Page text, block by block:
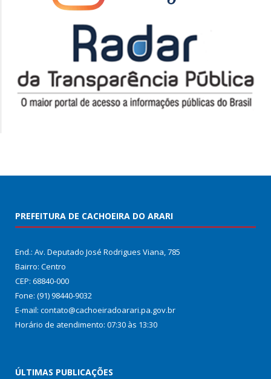
PREFEITURA DE CACHOEIRA DO ARARI
End.: Av. Deputado José Rodrigues Viana, 785
Bairro: Centro
CEP: 68840-000
Fone: (91) 98440-9032
E-mail: contato@cachoeiradoarari.pa.gov.br
Horário de atendimento: 07:30 às 13:30
ÚLTIMAS PUBLICAÇÕES